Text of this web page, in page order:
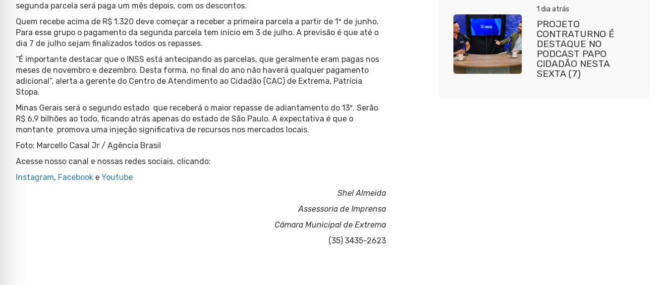
segunda parcela será paga um mês depois, com os descontos.
Quem recebe acima de R$ 1.320 deve começar a receber a primeira parcela a partir de 1º de junho.
Para esse grupo o pagamento da segunda parcela tem início em 3 de julho. A previsão é que até o
dia 7 de julho sejam finalizados todos os repasses.
“É importante destacar que o INSS está antecipando as parcelas, que geralmente eram pagas nos
meses de novembro e dezembro. Desta forma, no final do ano não haverá qualquer pagamento
adicional”, alerta a gerente do Centro de Atendimento ao Cidadão (CAC) de Extrema, Patrícia
Stopa.
Minas Gerais será o segundo estado que receberá o maior repasse de adiantamento do 13º. Serão
R$ 6,9 bilhões ao todo, ficando atrás apenas do estado de São Paulo. A expectativa é que o
montante promova uma injeção significativa de recursos nos mercados locais.
Foto: Marcello Casal Jr / Agência Brasil
Acesse nosso canal e nossas redes sociais, clicando:
Instagram, Facebook e Youtube
Shel Almeida
Assessoria de Imprensa
Câmara Municipal de Extrema
(35) 3435-2623
1 dia atrás
PROJETO
CONTRATURNO É
DESTAQUE NO
PODCAST PAPO
CIDADÃO NESTA
SEXTA (7)